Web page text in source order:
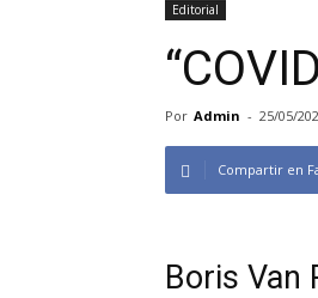
Editorial
Por Admin - 25/05/
Compartir en
Boris Van